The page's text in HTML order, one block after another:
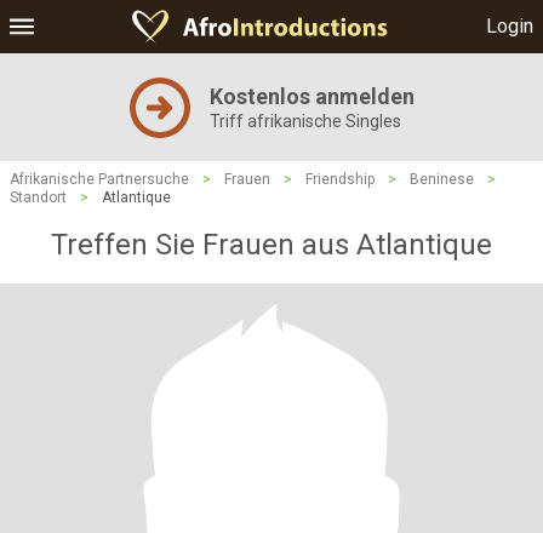
Login
Kostenlos anmelden
Triff afrikanische Singles
Afrikanische Partnersuche > Frauen > Friendship > Beninese
>
Standort
> Atlantique
Treffen Sie Frauen aus Atlantique